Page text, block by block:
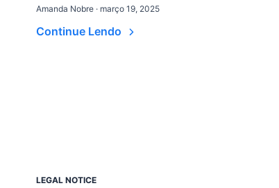
Amanda Nobre · março 19, 2025
Continue Lendo
LEGAL NOTICE